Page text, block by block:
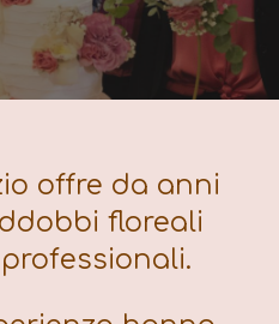
offre da anni
floreali